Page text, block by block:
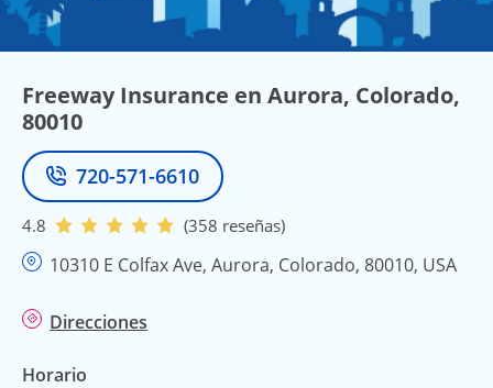
Freeway Insurance en Aurora, Colorado,
80010
Teléfono
720-571-6610
4.8 (358 reseñas)
10310 E Colfax Ave, Aurora, Colorado, 80010, USA
Direcciones
Horario